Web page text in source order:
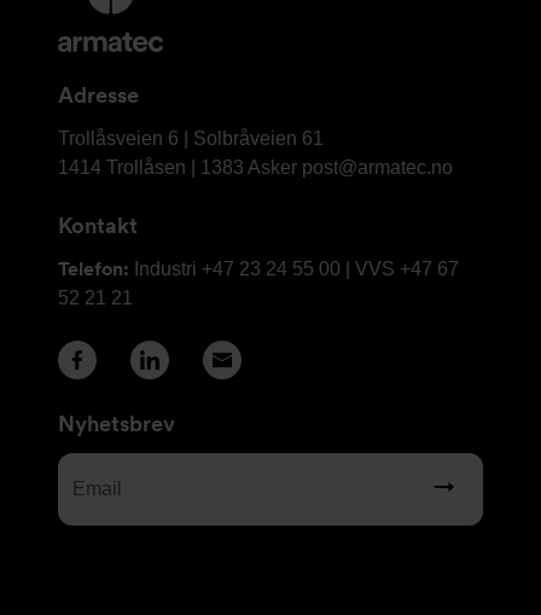
informasjon
og
Adresse
Armatec
AS
Trollåsveien 6 | Solbråveien 61
1414 Trollåsen | 1383 Asker post@armatec.no
Kontakt
Telefon: Industri +47 23 24 55 00 | VVS +47 67
52 21 21
Nyhetsbrev
Email
(Required)